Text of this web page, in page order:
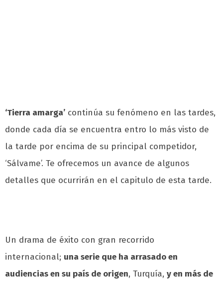
‘Tierra amarga’ continúa su fenómeno en las tardes,
donde cada día se encuentra entro lo más visto de
la tarde por encima de su principal competidor,
‘Sálvame’. Te ofrecemos un avance de algunos
detalles que ocurrirán en el capitulo de esta tarde.
Un drama de éxito con gran recorrido
internacional; una serie que ha arrasado en
audiencias en su país de origen, Turquía, y en más de